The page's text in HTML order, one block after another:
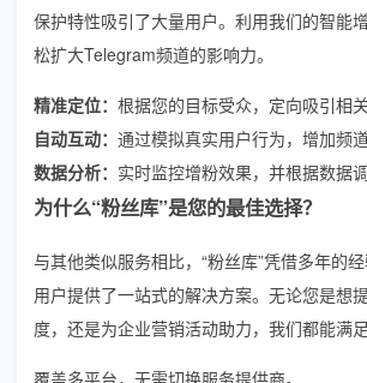
保护特性吸引了大量用户。利用我们的智能
松扩大Telegram频道的影响力。
精准定位： 根据您的目标受众，定向吸引相
自动互动： 通过模拟真实用户行为，增加频道
数据分析： 实时监控增粉效果，并根据数据调
为什么“粉丝库”是您的最佳选择？
与其他类似服务相比，“粉丝库”凭借多年的
用户提供了一站式的解决方案。无论您是想
度，还是为企业营销活动助力，我们都能满足
覆盖多平台，无需切换服务提供商。